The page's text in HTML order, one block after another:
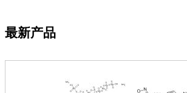
糖
锑
铜
最新产品